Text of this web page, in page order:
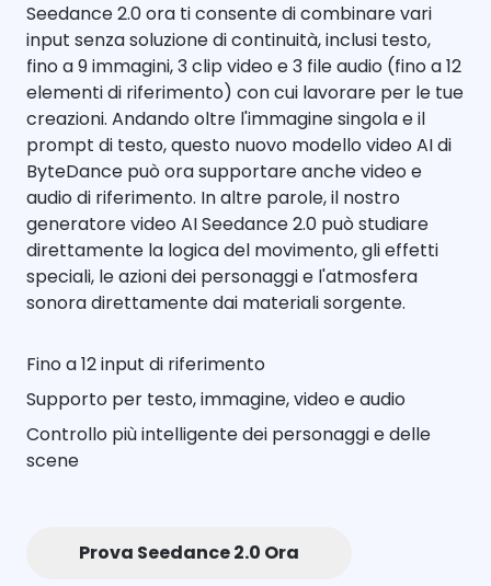
Seedance 2.0 ora ti consente di combinare vari
input senza soluzione di continuità, inclusi testo,
fino a 9 immagini, 3 clip video e 3 file audio (fino a 12
elementi di riferimento) con cui lavorare per le tue
creazioni. Andando oltre l'immagine singola e il
prompt di testo, questo nuovo modello video AI di
ByteDance può ora supportare anche video e
audio di riferimento. In altre parole, il nostro
generatore video AI Seedance 2.0 può studiare
direttamente la logica del movimento, gli effetti
speciali, le azioni dei personaggi e l'atmosfera
sonora direttamente dai materiali sorgente.
Fino a 12 input di riferimento
Supporto per testo, immagine, video e audio
Controllo più intelligente dei personaggi e delle
scene
Prova Seedance 2.0 Ora